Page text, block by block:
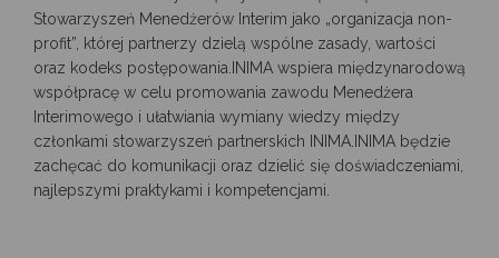
Stowarzyszeń Menedżerów Interim jako „organizacja non-
profit”, której partnerzy dzielą wspólne zasady, wartości
oraz kodeks postępowania.INIMA wspiera międzynarodową
współpracę w celu promowania zawodu Menedżera
Interimowego i ułatwiania wymiany wiedzy między
członkami stowarzyszeń partnerskich INIMA.INIMA będzie
zachęcać do komunikacji oraz dzielić się doświadczeniami,
najlepszymi praktykami i kompetencjami.